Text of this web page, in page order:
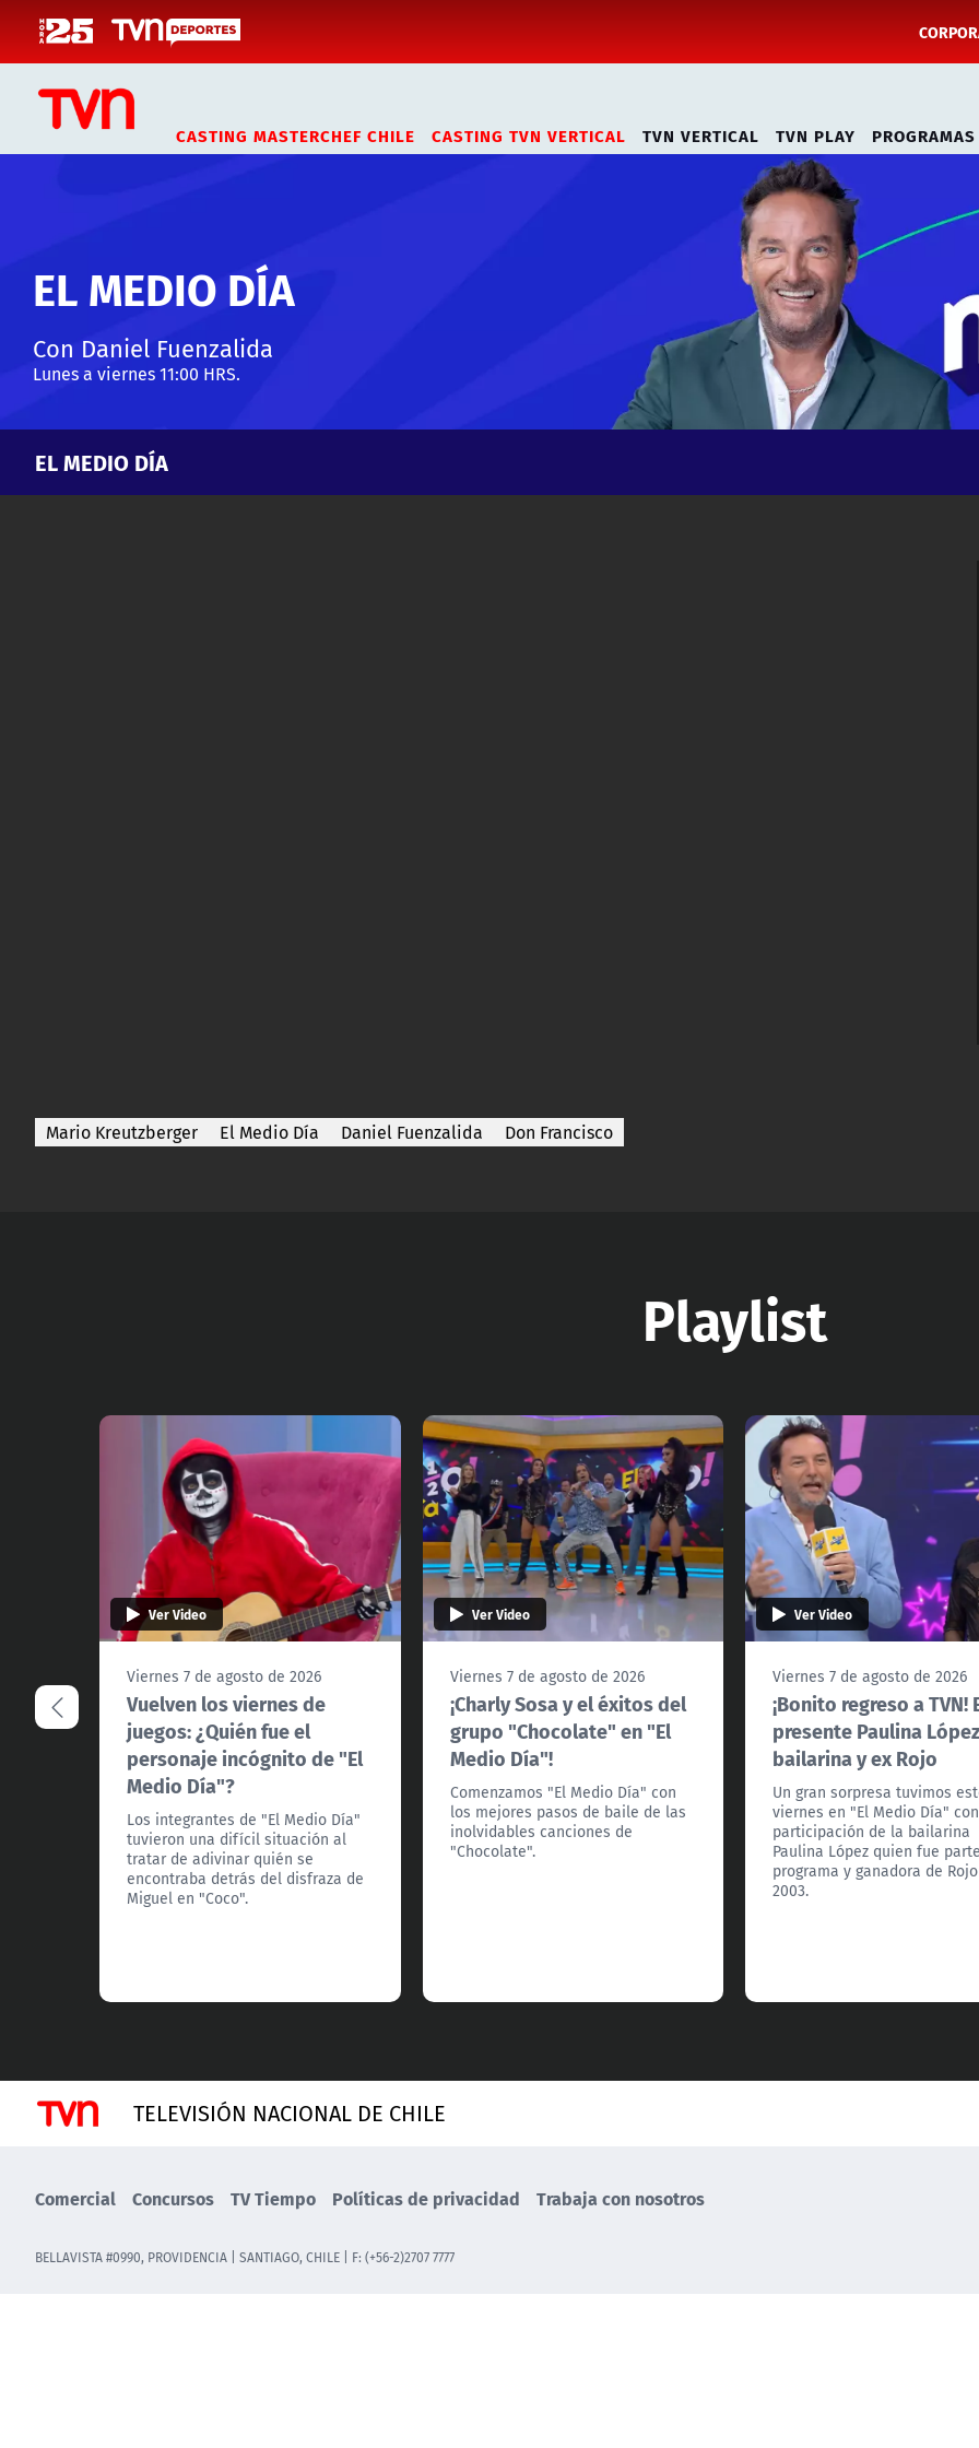
CASTING MASTERCHEF CHILE CASTING TVN VERTICAL TVN VERTICAL TVN PLAY PROGRAMAS
EL MEDIO DÍA
Con Daniel Fuenzalida
Lunes a viernes 11:00 HRS.
EL MEDIO DÍA
Mario Kreutzberger El Medio Día Daniel Fuenzalida Don Francisco
Playlist
Ver Video
Viernes 7 de agosto de 2026
Vuelven los viernes de
juegos: ¿Quién fue el
personaje incógnito de "El
Medio Día"?
Los integrantes de "El Medio Día"
tuvieron una difícil situación al
tratar de adivinar quién se
encontraba detrás del disfraza de
Miguel en "Coco".
Ver Video
Viernes 7 de agosto de 2026
¡Charly Sosa y el éxitos del
grupo "Chocolate" en "El
Medio Día"!
Comenzamos "El Medio Día" con
los mejores pasos de baile de las
inolvidables canciones de
"Chocolate".
Ver Video
Viernes 7 de agosto de 2026
¡Bonito regreso a TVN!
presente Paulina
bailarina y ex Rojo
Un gran sorpresa tuvimos
viernes en "El Medio Día"
participación de la bailarina
Paulina López quien fue
programa y ganadora de
2003.
TELEVISIÓN NACIONAL DE CHILE
Comercial Concursos TV Tiempo Políticas de privacidad Trabaja con nosotros
BELLAVISTA #0990, PROVIDENCIA | SANTIAGO, CHILE | F: (+56-2)2707 7777